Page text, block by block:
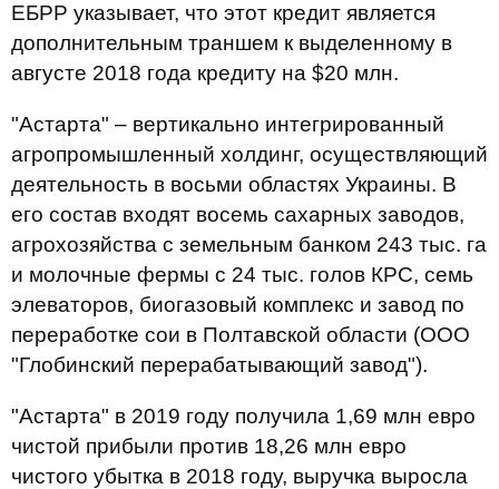
ЕБРР указывает, что этот кредит является
дополнительным траншем к выделенному в
августе 2018 года кредиту на $20 млн.
"Астарта" – вертикально интегрированный
агропромышленный холдинг, осуществляющий
деятельность в восьми областях Украины. В
его состав входят восемь сахарных заводов,
агрохозяйства с земельным банком 243 тыс. га
и молочные фермы с 24 тыс. голов КРС, семь
элеваторов, биогазовый комплекс и завод по
переработке сои в Полтавской области (ООО
"Глобинский перерабатывающий завод").
"Астарта" в 2019 году получила 1,69 млн евро
чистой прибыли против 18,26 млн евро
чистого убытка в 2018 году, выручка выросла